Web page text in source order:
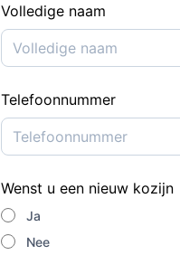
Volledige naam
Telefoonnummer
Wenst u een nieuw kozijn
Ja
Nee